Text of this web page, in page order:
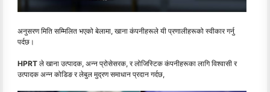
अनुसरण मिति सम्मिलित भएको बेलामा, खाना कंपनीहरूले यी प्रणालीहरूको स्वीकार गर्नु
पर्दछ।
HPRT ले खाना उत्पादक, अन्न प्रोसेसरक, र लोजिस्टिक कंपनीहरूका लागि विश्वासी र
उत्पादक अन्न कोडिङ र लेबुल मुद्रण समाधान प्रदान गर्दछ,